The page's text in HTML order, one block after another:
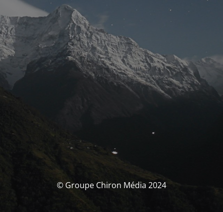
© Groupe Chiron Média 2024